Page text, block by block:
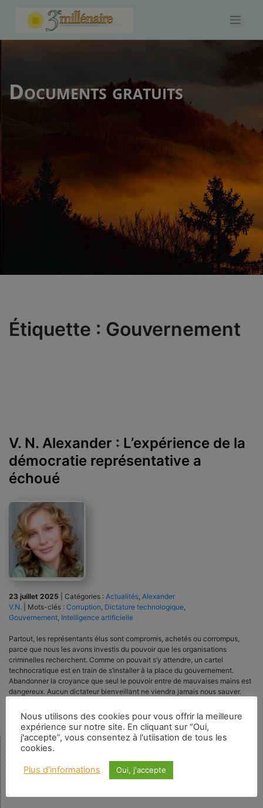
Documents gratuits
Étiquette : Gouvernement
V. N. Alexander : L’expérience de la
démocratie représentative a
échoué
23 juillet 2025 Catégories : Actualités Alexander
V.N.
Mots-clés : Corruption Dictature technologique
Gouvernement Intelligence artificielle
Partout, les représentants élus sont compromis, achetés ou corrompus,
parce que nous les avons investis du pouvoir que les organisations
criminelles recherchent. Comme on pouvait s’y attendre, un cartel
technocratique est en train de s’installer à la place du gouvernement.
Abandonner la croyance que seul le pouvoir entre de mauvaises mains est
dangereux. Aucun dictateur bienveillant ne viendra jamais nous sauver.
Nous utilisons des cookies pour vous offrir la meilleure
expérience sur notre site. En cliquant sur “Oui,
j'accepte”, vous consentez à l'utiisation de tous les
cookies.
Plus d'informations Oui, j'accepte